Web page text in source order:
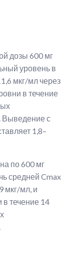
дозы 600 мг
уровень в
мкг/мл через
в течение
Выведение с
1,8–
по 600 мг
средней Cmax
мкг/мл, и
в течение 14